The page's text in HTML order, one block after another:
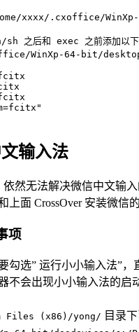
xxxx/.cxoffice/
之后和 exec 之前添加以下
WinXp-64-bit/
输入法
然无法解决微信中文输
上面 CrossOver 安装微信
项
勾选” 运行小小输入法”
不会出现小小输入法的
Files (x86)/yong/ 目录